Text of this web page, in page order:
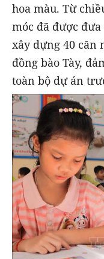
hoa màu. Từ
móc đã được
xây dựng 40 căn
đồng bào Tày,
toàn bộ dự án